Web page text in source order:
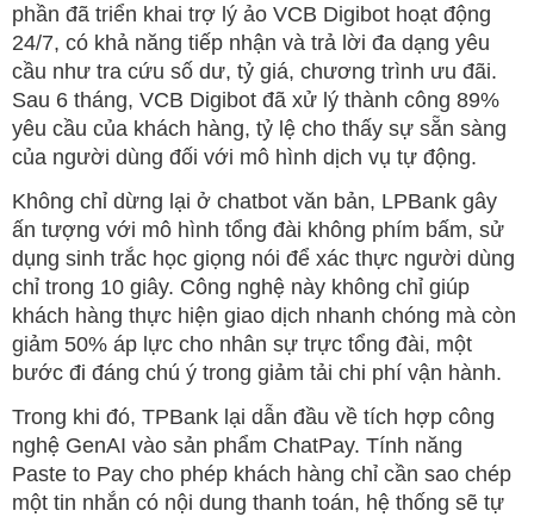
phần đã triển khai trợ lý ảo VCB Digibot hoạt động
24/7, có khả năng tiếp nhận và trả lời đa dạng yêu
cầu như tra cứu số dư, tỷ giá, chương trình ưu đãi.
Sau 6 tháng, VCB Digibot đã xử lý thành công 89%
yêu cầu của khách hàng, tỷ lệ cho thấy sự sẵn sàng
của người dùng đối với mô hình dịch vụ tự động.
Không chỉ dừng lại ở chatbot văn bản, LPBank gây
ấn tượng với mô hình tổng đài không phím bấm, sử
dụng sinh trắc học giọng nói để xác thực người dùng
chỉ trong 10 giây. Công nghệ này không chỉ giúp
khách hàng thực hiện giao dịch nhanh chóng mà còn
giảm 50% áp lực cho nhân sự trực tổng đài, một
bước đi đáng chú ý trong giảm tải chi phí vận hành.
Trong khi đó, TPBank lại dẫn đầu về tích hợp công
nghệ GenAI vào sản phẩm ChatPay. Tính năng
Paste to Pay cho phép khách hàng chỉ cần sao chép
một tin nhắn có nội dung thanh toán, hệ thống sẽ tự